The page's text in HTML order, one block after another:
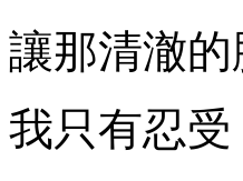
讓那清澈
我只有忍